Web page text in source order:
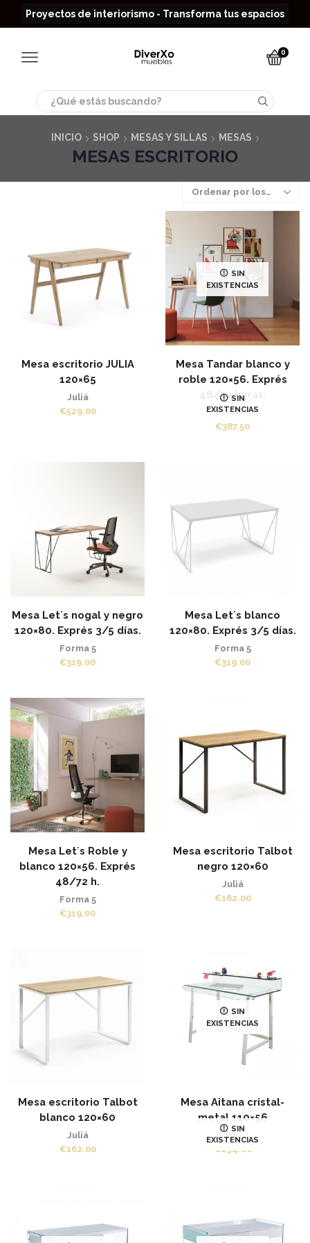
Proyectos de interiorismo - Transforma tus espacios
0
Search
INICIO
SHOP MESAS Y SILLAS MESAS
MESAS ESCRITORIO
Mesa escritorio JULIA
120×65
Juliá
€529.00
SIN
EXISTENCIAS
Mesa Tandar blanco y
roble 120×56. Exprés
48/72 horas.
Forma 5
€387.50
SIN
EXISTENCIAS
Mesa Let´s nogal y negro
120×80. Exprés 3/5 días.
Forma 5
€319.00
Mesa Let´s blanco
120×80. Exprés 3/5 días.
Forma 5
€319.00
Mesa Let´s Roble y
blanco 120×56. Exprés
48/72 h.
Forma 5
€319.00
Mesa escritorio Talbot
negro 120×60
Juliá
€162.00
Mesa escritorio Talbot
blanco 120×60
Juliá
€162.00
SIN
EXISTENCIAS
Mesa Aitana cristal-
metal 110×56
Md
€294.00
SIN
EXISTENCIAS